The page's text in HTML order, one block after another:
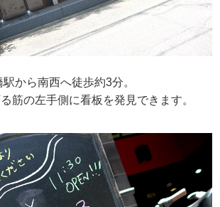
から南西へ徒歩約3分。
筋の左手側に看板を発見できます。